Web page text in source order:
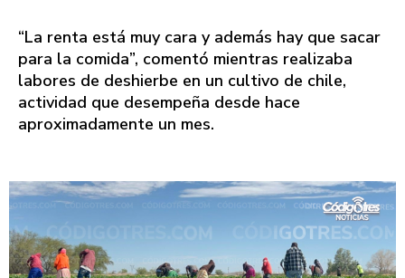
“La renta está muy cara y además hay que sacar
para la comida”, comentó mientras realizaba
labores de deshierbe en un cultivo de chile,
actividad que desempeña desde hace
aproximadamente un mes.